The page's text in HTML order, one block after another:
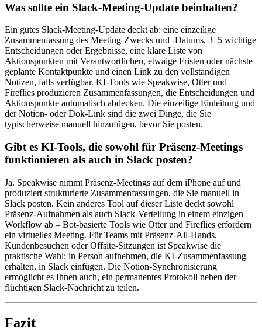
Was sollte ein Slack-Meeting-Update beinhalten?
Ein gutes Slack-Meeting-Update deckt ab: eine einzeilige
Zusammenfassung des Meeting-Zwecks und -Datums, 3–5 wichtige
Entscheidungen oder Ergebnisse, eine klare Liste von
Aktionspunkten mit Verantwortlichen, etwaige Fristen oder nächste
geplante Kontaktpunkte und einen Link zu den vollständigen
Notizen, falls verfügbar. KI-Tools wie Speakwise, Otter und
Fireflies produzieren Zusammenfassungen, die Entscheidungen und
Aktionspunkte automatisch abdecken. Die einzeilige Einleitung und
der Notion- oder Dok-Link sind die zwei Dinge, die Sie
typischerweise manuell hinzufügen, bevor Sie posten.
Gibt es KI-Tools, die sowohl für Präsenz-Meetings
funktionieren als auch in Slack posten?
Ja. Speakwise nimmt Präsenz-Meetings auf dem iPhone auf und
produziert strukturierte Zusammenfassungen, die Sie manuell in
Slack posten. Kein anderes Tool auf dieser Liste deckt sowohl
Präsenz-Aufnahmen als auch Slack-Verteilung in einem einzigen
Workflow ab – Bot-basierte Tools wie Otter und Fireflies erfordern
ein virtuelles Meeting. Für Teams mit Präsenz-All-Hands,
Kundenbesuchen oder Offsite-Sitzungen ist Speakwise die
praktische Wahl: in Person aufnehmen, die KI-Zusammenfassung
erhalten, in Slack einfügen. Die Notion-Synchronisierung
ermöglicht es Ihnen auch, ein permanentes Protokoll neben der
flüchtigen Slack-Nachricht zu teilen.
Fazit